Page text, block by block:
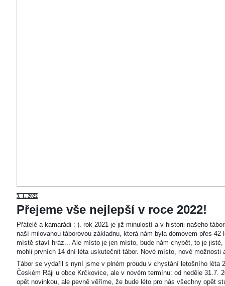
3. 1. 2022
Přejeme vše nejlepší v roce 2022!
Přátelé a kamarádi :-). rok 2021 je již minulostí a v historii našeho
naší milovanou táborovou základnu, která nám byla domovem přes
místě staví hráz... Ale místo je jen místo, bude nám chybět, to je
mohli prvních 14 dní léta uskutečnit tábor. Nové místo, nové
Tábor se vydařil s nyní jsme v plném proudu v chystání letošního léta
Českém Ráji u obce Krčkovice, ale v novém termínu: od neděle 31.7.
opět novinkou, ale pevně věříme, že bude léto pro nás všechny opět